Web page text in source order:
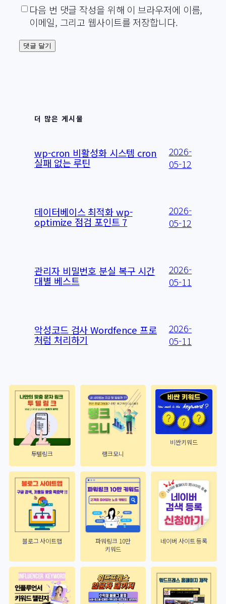
다음 번 댓글 작성을 위해 이 브라우저에 이름,
이메일, 그리고 웹사이트를 저장합니다.
더 많은 게시물
wp-cron 비활성화 시스템 cron
실패 없는 루틴
2026-
05-12
데이터베이스 최적화 wp-
optimize 점검 포인트 7
2026-
05-12
관리자 비밀번호 분실 복구 시간
대별 베스트
2026-
05-11
악성코드 검사 Wordfence 프로
처럼 처리하기
2026-
05-11
투텔링크 랭크모니
비싼키워드
블로그 사이트맵
파워링크 10만
키워드
네이버 사이트 등록